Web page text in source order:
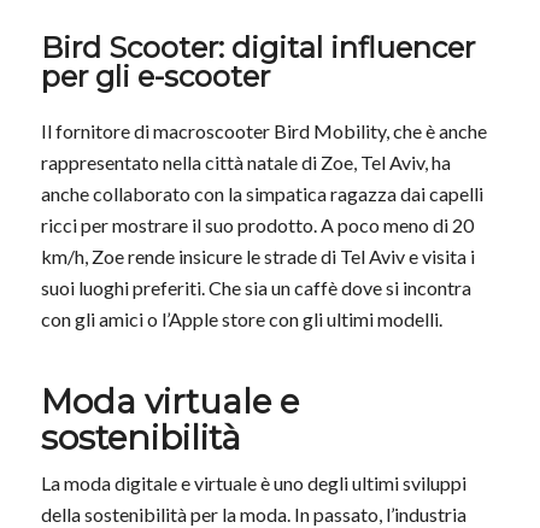
Bird Scooter: digital influencer
per gli e-scooter
Il fornitore di macroscooter Bird Mobility, che è anche
rappresentato nella città natale di Zoe, Tel Aviv, ha
anche collaborato con la simpatica ragazza dai capelli
ricci per mostrare il suo prodotto. A poco meno di 20
km/h, Zoe rende insicure le strade di Tel Aviv e visita i
suoi luoghi preferiti. Che sia un caffè dove si incontra
con gli amici o l’Apple store con gli ultimi modelli.
Moda virtuale e
sostenibilità
La moda digitale e virtuale è uno degli ultimi sviluppi
della sostenibilità per la moda. In passato, l’industria